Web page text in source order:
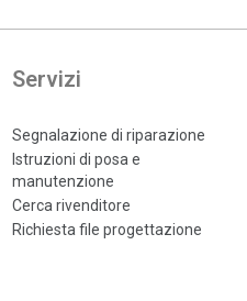
Servizi
Segnalazione di riparazione
Istruzioni di posa e
manutenzione
Cerca rivenditore
Richiesta file progettazione